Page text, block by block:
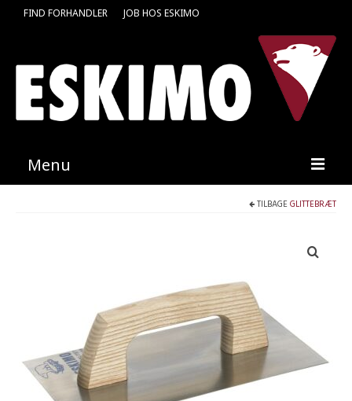
FIND FORHANDLER JOB HOS ESKIMO
Menu
Find en medarbejder
TILBAGEGLITTEBRÆT